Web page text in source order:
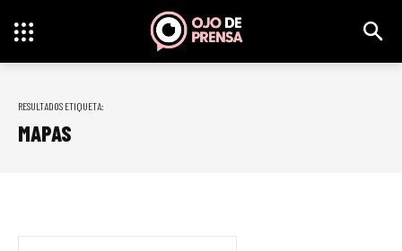
RESULTADOS ETIQUETA:
MAPAS